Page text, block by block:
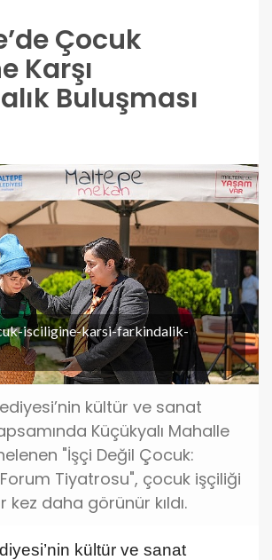
Çocuk
Karşı
Buluşması
isciligine-karsi-farkindalik-
kültür ve sanat
Küçükyalı Mahalle
"İşçi Değil Çocuk:
Tiyatrosu", çocuk işçiliği
kez daha görünür kıldı.
kültür ve sanat